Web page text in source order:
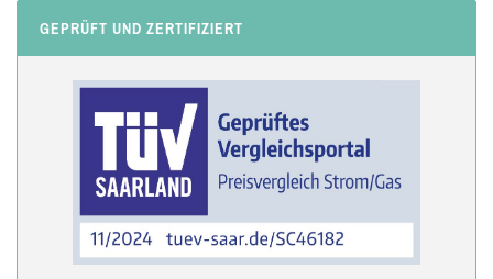
GEPRÜFT UND ZERTIFIZIERT